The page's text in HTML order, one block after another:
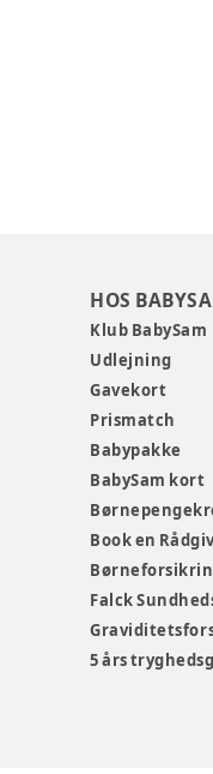
HOS
Klub BabySam
Udlejning
Gavekort
Prismatch
Babypakke
BabySam kort
Book en
Falck
5 års